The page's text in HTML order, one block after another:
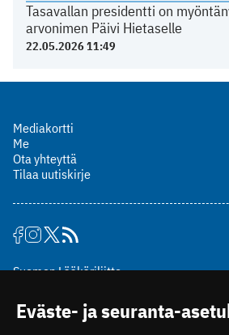
Tasavallan presidentti on
arvonimen Päivi Hietaselle
22.05.2026 11:49
Mediakortti
Me
Ota yhteyttä
Tilaa uutiskirje
Suomen Lääkäriliitto
00510 Helsinki
puh. (09) 393 091
Eväste- ja seuranta-